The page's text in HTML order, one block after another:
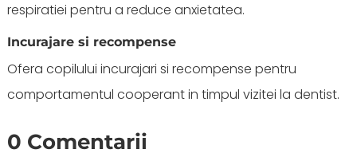
respiratiei pentru a reduce anxietatea.
Incurajare si recompense
Ofera copilului incurajari si recompense pentru
comportamentul cooperant in timpul vizitei la dentist.
0 Comentarii